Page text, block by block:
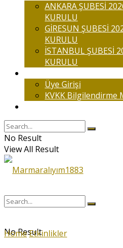
ANKARA ŞUBESİ
KURULU
GİRESUN ŞUBESİ
KURULU
İSTANBUL ŞUBESİ
KURULU
Üye Girişi
KVKK Bilgilendirme
No Result
View All Result
No Result
HomeEtkinlikler